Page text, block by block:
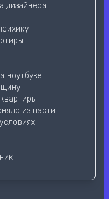
дизайнера
ноутбуке
из пасти